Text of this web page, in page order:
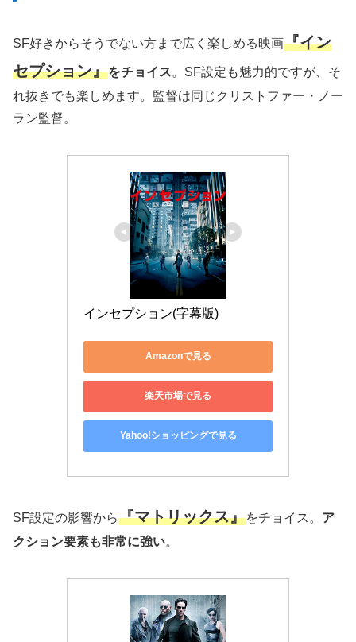
SF好きからそうでない方まで広く楽しめる映画『イン
セプション』をチョイス。SF設定も魅力的ですが、そ
れ抜きでも楽しめます。監督は同じクリストファー・ノー
ラン監督。
インセプション(字幕版)
Amazonで見る
楽天市場で見る
Yahoo!ショッピングで見る
SF設定の影響から『マトリックス』をチョイス。 ア
クション要素も非常に強い。